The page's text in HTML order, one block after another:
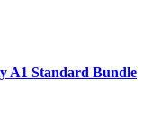
A1 Standard Bundle